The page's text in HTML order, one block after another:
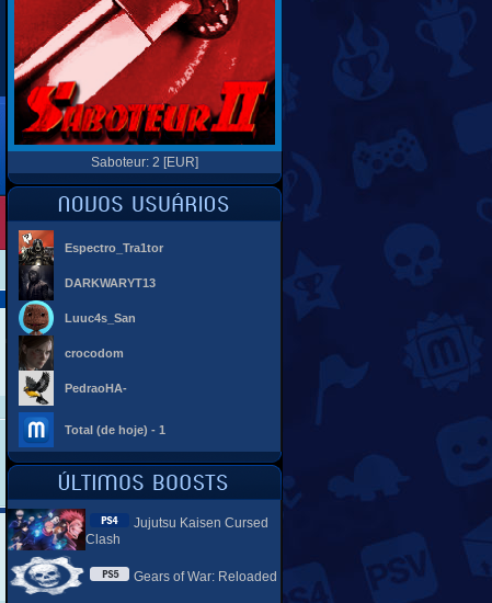
Saboteur: 2 [EUR]
Espectro_Tra1tor
DARKWARYT13
Luuc4s_San
crocodom
PedraoHA-
Total (de hoje) - 1
Jujutsu Kaisen Cursed
Clash
Gears of War: Reloaded